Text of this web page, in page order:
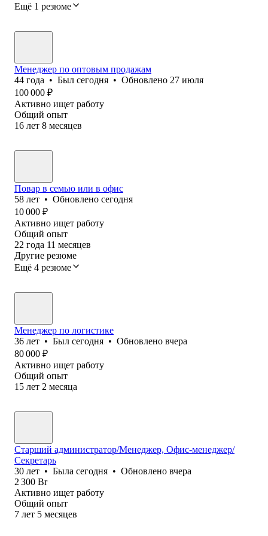
Ещё 1 резюме
Менеджер по оптовым продажам
44 года • Был сегодня • Обновлено 27 июля
100 000 ₽
Активно ищет работу
Общий опыт
16 лет 8 месяцев
Повар в семью или в офис
58 лет • Обновлено сегодня
10 000 ₽
Активно ищет работу
Общий опыт
22 года 11 месяцев
Другие резюме
Ещё 4 резюме
Менеджер по логистике
36 лет • Был сегодня • Обновлено вчера
80 000 ₽
Активно ищет работу
Общий опыт
15 лет 2 месяца
Старший администратор/Менеджер, Офис-менеджер/
Секретарь
30 лет • Была сегодня • Обновлено вчера
2 300 Br
Активно ищет работу
Общий опыт
7 лет 5 месяцев